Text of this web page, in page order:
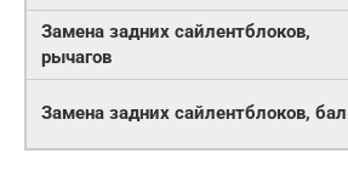
Замена задних сайлентблоков,
рычагов
Замена задних сайлентблоков,